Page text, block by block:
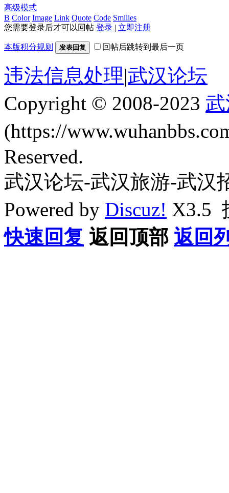
高级模式
B Color Image Link Quote Code Smilies
您需要登录后才可以回帖 登录 | 立即注册
本版积分规则 发表回复 回帖后跳转到最后一页
违法信息处理|武汉论坛
Copyright © 2008-2023
(https://
Reserved.
武汉论坛-武汉旅游-武汉
Powered by Discuz! X3.5
快速回复 返回顶部 返回